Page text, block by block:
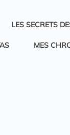
LES SECRETS
MES